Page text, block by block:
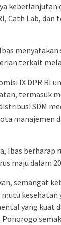
keberlanjutan
Cath Lab,
terkait
IX DPR RI
termasuk
SDM
manajemen
Ibas berharap
maju dalam
semangat
kesehatan
yang kuat